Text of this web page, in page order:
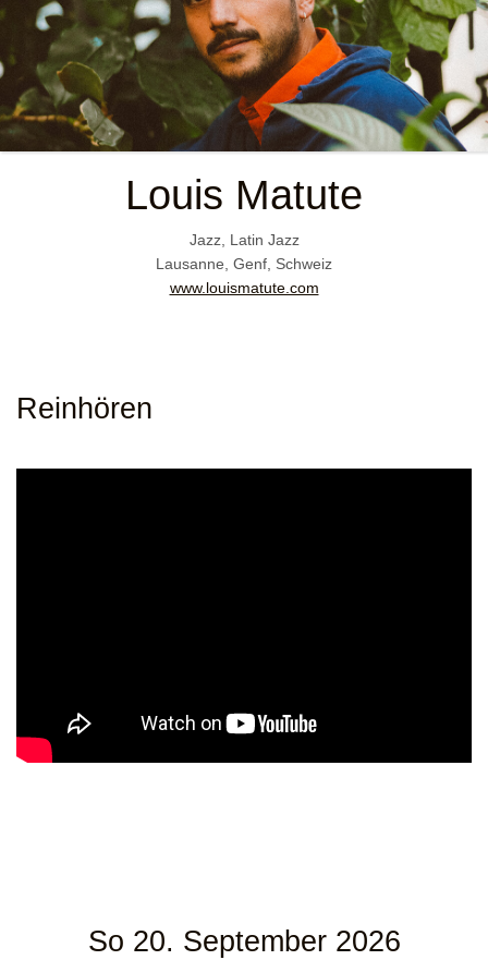
Louis Matute
Jazz, Latin Jazz
Lausanne, Genf, Schweiz
www.louismatute.com
Reinhören
So 20. September 2026